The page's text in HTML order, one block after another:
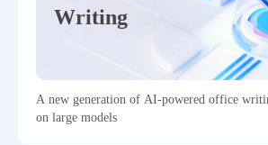
Writing
A new generation of AI-powered office
on large models